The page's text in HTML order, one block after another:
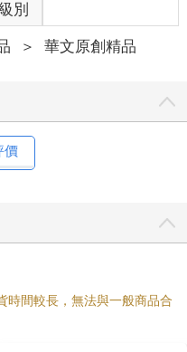
別
＞ 華文原創精品
價
間較長，無法與一般商品合